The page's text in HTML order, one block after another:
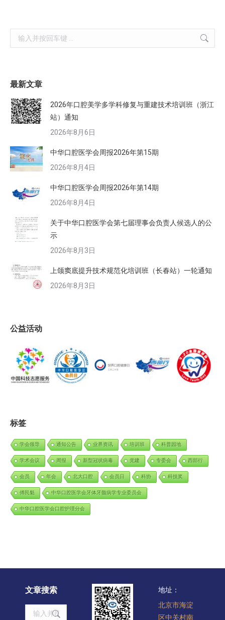
Search:
最新文章
2026年口腔美学多学科修复与重建技术培训班（浙江
站）通知
2026年8月6日
中华口腔医学会周报2026年第15期
2026年8月4日
中华口腔医学会周报2026年第14期
2026年8月4日
关于中华口腔医学会第七届理事会负责人候选人的公
示
2026年8月3日
上颌窦底提升技术规范化培训班（长春站）一轮通知
2026年8月3日
公益活动
标签
学会领导 通知公告 业界资讯 培训班 科普园地
学术会议 周报 新型冠状病毒 党建 专委会 西部行
会员 年会 北大口腔 会员日 科协 科技奖
傅民魁 中华口腔医学会牙体牙髓病学专业委员会
中华口腔医学会口腔护理分会
文章搜索
Search:
地址：
北京市海淀
区中关村南